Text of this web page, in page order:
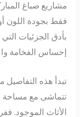
مشاريع صباغ
فقط بجودة اللون
بأدق الجزئيات
إحساس الفخامة
تبدأ هذه التفاصيل
تتماشى مع مساحة